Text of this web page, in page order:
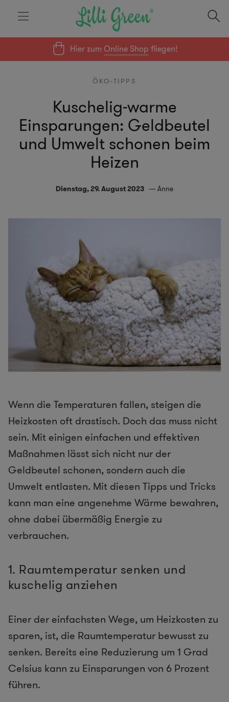
Hier zumOnline Shop fliegen!
ÖKO-TIPPS
Kuschelig-warme
Einsparungen: Geldbeutel
und Umwelt schonen beim
Heizen
Dienstag, 29. August 2023 Anne
Wenn die Temperaturen fallen, steigen die
Heizkosten oft drastisch. Doch das muss nicht
sein. Mit einigen einfachen und effektiven
Maßnahmen lässt sich nicht nur der
Geldbeutel schonen, sondern auch die
Umwelt entlasten. Mit diesen Tipps und Tricks
kann man eine angenehme Wärme bewahren,
ohne dabei übermäßig Energie zu
verbrauchen.
1. Raumtemperatur senken und
kuschelig anziehen
Einer der einfachsten Wege, um Heizkosten zu
sparen, ist, die Raumtemperatur bewusst zu
senken. Bereits eine Reduzierung um 1 Grad
Celsius kann zu Einsparungen von 6 Prozent
führen.